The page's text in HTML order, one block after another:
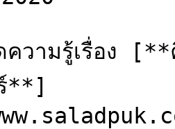
ความรู้เรื่อง
**]